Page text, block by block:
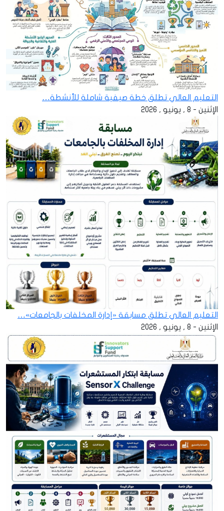
التعليم العالي تطلق خطة صيفية شاملة للأنشطة…
الإثنين - 8 , يونيو , 2026
التعليم العالي تطلق مسابقة «إدارة المخلفات بالجامعات»…
الإثنين - 8 , يونيو , 2026